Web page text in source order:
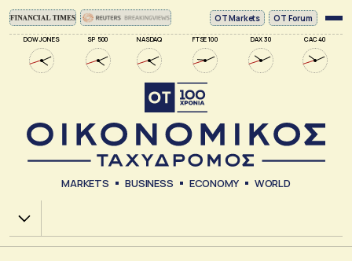
DOW JONES SP 500 NASDAQ FTSE 100 DAX 30 CAC 40
ΟΤ Markets OT Forum
MARKETS BUSINESS ECONOMY WORLD
Χ.Α.